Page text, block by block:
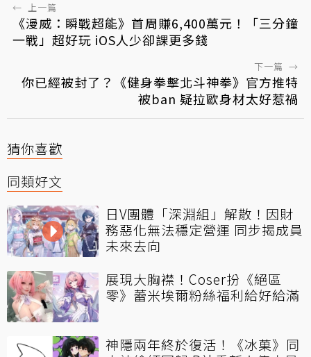
← 上一篇
《漫威：瞬戰超能》首周賺6,400萬元！「三分鐘
一戰」超好玩 iOS人少卻課更多錢
下一篇 →
你已經被封了？《健身拳擊北斗神拳》官方推特
被ban 疑拉歐身材太好惹禍
猜你喜歡
同類好文
日V團體「深淵組」解散！因財
務惡化無法穩定營運 同步揭成員
未來去向
展現大胸襟！Coser扮《絕區
零》蕾米埃爾粉絲福利給好給滿
神隱兩年終於復活！《冰菓》同